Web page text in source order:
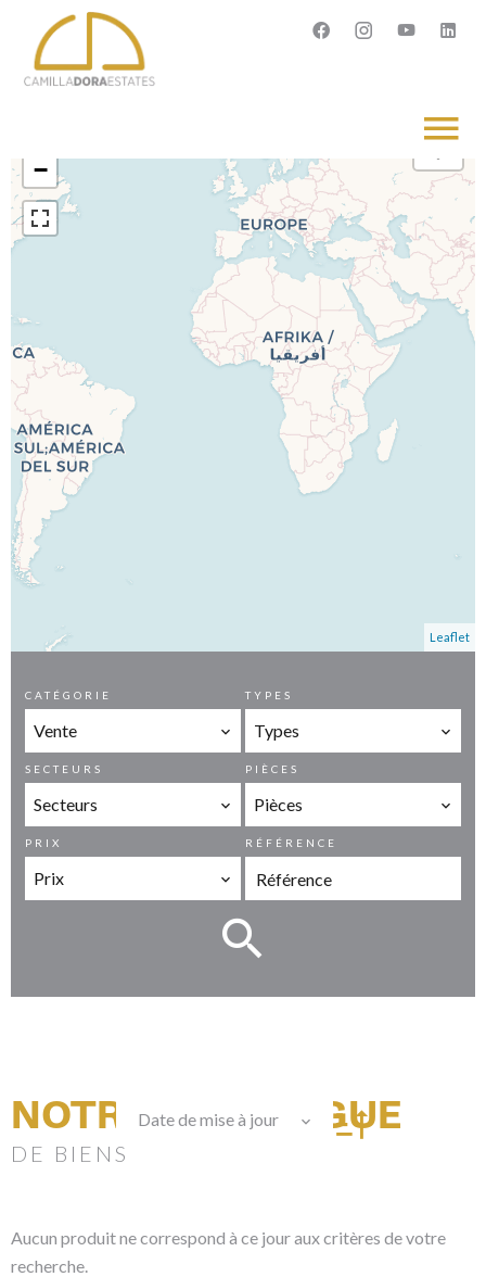
−
Leaflet
CATÉGORIE
Vente
TYPES
Types
SECTEURS
Secteurs
PIÈCES
Pièces
PRIX
Prix
RÉFÉRENCE
NOTRE CATALOGUE
DE BIENS
Aucun produit ne correspond à ce jour aux critères de votre
recherche.
Date de mise à jour